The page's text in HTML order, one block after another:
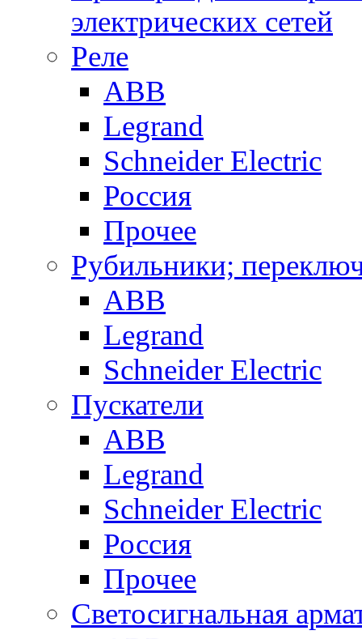
электрических сетей
Реле
ABB
Legrand
Schneider Electric
Россия
Прочее
Рубильники;
ABB
Legrand
Schneider Electric
Пускатели
ABB
Legrand
Schneider Electric
Россия
Прочее
Светосигнальная